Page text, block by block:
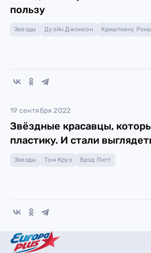
пользу
Звезды Дуэйн Джонсон Криштиану
19 сентября 2022
Звёздные красавцы,
пластику. И стали
Звезды Том Круз Брэд Питт